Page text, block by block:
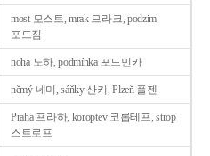
most 모스트, mrak 므라크, podzim
포드짐
noha 노하, podmínka 포드민카
němý 네미, sáňky 산키, Plzeň 플젠
Praha 프라하, koroptev 코롭테프, strop
스트로프